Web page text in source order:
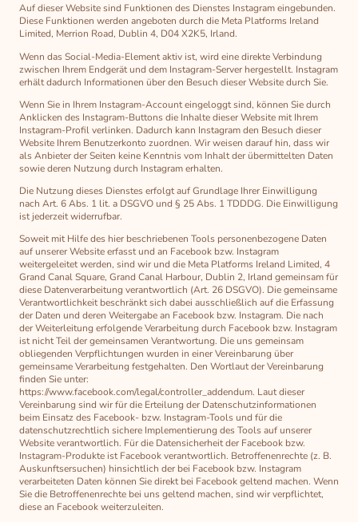
Auf dieser Website sind Funktionen des Dienstes Instagram eingebunden.
Diese Funktionen werden angeboten durch die Meta Platforms Ireland
Limited, Merrion Road, Dublin 4, D04 X2K5, Irland.
Wenn das Social-Media-Element aktiv ist, wird eine direkte Verbindung
zwischen Ihrem Endgerät und dem Instagram-Server hergestellt. Instagram
erhält dadurch Informationen über den Besuch dieser Website durch Sie.
Wenn Sie in Ihrem Instagram-Account eingeloggt sind, können Sie durch
Anklicken des Instagram-Buttons die Inhalte dieser Website mit Ihrem
Instagram-Profil verlinken. Dadurch kann Instagram den Besuch dieser
Website Ihrem Benutzerkonto zuordnen. Wir weisen darauf hin, dass wir
als Anbieter der Seiten keine Kenntnis vom Inhalt der übermittelten Daten
sowie deren Nutzung durch Instagram erhalten.
Die Nutzung dieses Dienstes erfolgt auf Grundlage Ihrer Einwilligung
nach Art. 6 Abs. 1 lit. a DSGVO und § 25 Abs. 1 TDDDG. Die Einwilligung
ist jederzeit widerrufbar.
Soweit mit Hilfe des hier beschriebenen Tools personenbezogene Daten
auf unserer Website erfasst und an Facebook bzw. Instagram
weitergeleitet werden, sind wir und die Meta Platforms Ireland Limited, 4
Grand Canal Square, Grand Canal Harbour, Dublin 2, Irland gemeinsam für
diese Datenverarbeitung verantwortlich (Art. 26 DSGVO). Die gemeinsame
Verantwortlichkeit beschränkt sich dabei ausschließlich auf die Erfassung
der Daten und deren Weitergabe an Facebook bzw. Instagram. Die nach
der Weiterleitung erfolgende Verarbeitung durch Facebook bzw. Instagram
ist nicht Teil der gemeinsamen Verantwortung. Die uns gemeinsam
obliegenden Verpflichtungen wurden in einer Vereinbarung über
gemeinsame Verarbeitung festgehalten. Den Wortlaut der Vereinbarung
finden Sie unter:
https://www.facebook.com/legal/controller_addendum. Laut dieser
Vereinbarung sind wir für die Erteilung der Datenschutzinformationen
beim Einsatz des Facebook- bzw. Instagram-Tools und für die
datenschutzrechtlich sichere Implementierung des Tools auf unserer
Website verantwortlich. Für die Datensicherheit der Facebook bzw.
Instagram-Produkte ist Facebook verantwortlich. Betroffenenrechte (z. B.
Auskunftsersuchen) hinsichtlich der bei Facebook bzw. Instagram
verarbeiteten Daten können Sie direkt bei Facebook geltend machen. Wenn
Sie die Betroffenenrechte bei uns geltend machen, sind wir verpflichtet,
diese an Facebook weiterzuleiten.